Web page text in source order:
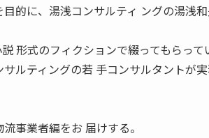
的に、湯浅コンサルティ ングの湯浅
形式のフィクションで綴ってもらって
ルティングの若 手コンサルタントが
事業者編をお 届けする。